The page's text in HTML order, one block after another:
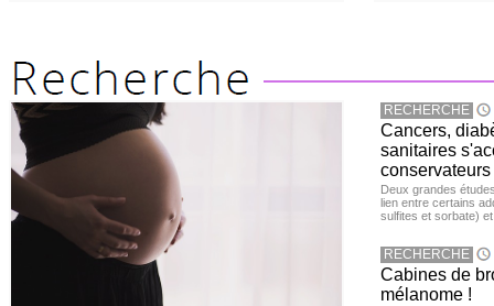
RECHERCHE
Cancers,
sanitaires
conservateurs
Deux grandes
lien entre certains
sulfites et sorbate)
RECHERCHE
Cabines de
mélanome !